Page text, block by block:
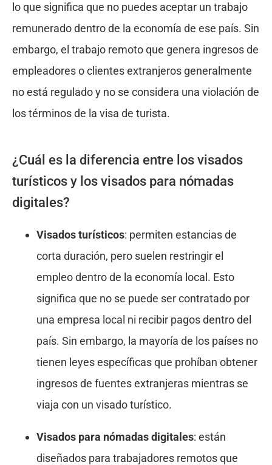
lo que significa que no puedes aceptar un trabajo
remunerado dentro de la economía de ese país. Sin
embargo, el trabajo remoto que genera ingresos de
empleadores o clientes extranjeros generalmente
no está regulado y no se considera una violación de
los términos de la visa de turista.
¿Cuál es la diferencia entre los visados
turísticos y los visados para nómadas
digitales?
Visados turísticos: permiten estancias de
corta duración, pero suelen restringir el
empleo dentro de la economía local. Esto
significa que no se puede ser contratado por
una empresa local ni recibir pagos dentro del
país. Sin embargo, la mayoría de los países no
tienen leyes específicas que prohíban obtener
ingresos de fuentes extranjeras mientras se
viaja con un visado turístico.
Visados para nómadas digitales: están
diseñados para trabajadores remotos que